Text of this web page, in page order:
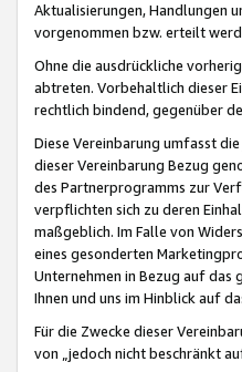
Aktualisierungen, Handlungen
vorgenommen bzw. erteilt
Ohne die ausdrückliche
abtreten. Vorbehaltlich dieser
rechtlich bindend, gegenüber
Diese Vereinbarung umfasst
dieser Vereinbarung Bezug
des Partnerprogramms zur
verpflichten sich zu deren
maßgeblich. Im Falle von
eines gesonderten
Unternehmen in Bezug auf das
Ihnen und uns im Hinblick auf
Für die Zwecke dieser
von „jedoch nicht beschränkt